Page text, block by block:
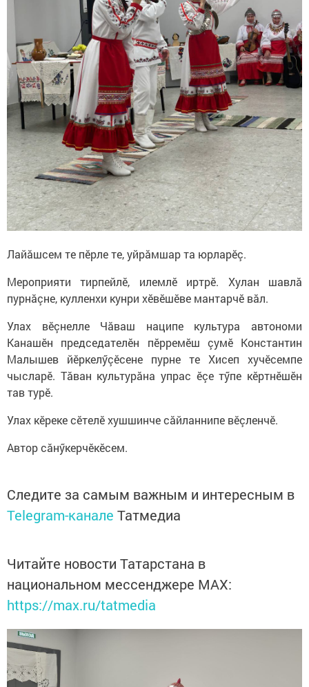
Лайăшсем те пӗрле те, уйрăмшар та юрларӗç.
Мероприяти тирпейлӗ, илемлӗ иртрӗ. Хулан шавлă
пурнăçне, кулленхи кунри хӗвӗшӗве мантарчӗ вăл.
Улах вӗçнелле Чăваш наципе культура автономи
Канашӗн председателӗн пӗрремӗш çумӗ Константин
Малышев йӗркелӳçӗсене пурне те Хисеп хучӗсемпе
чысларӗ. Тăван культурăна упрас ӗçе тӳпе кӗртнӗшӗн
тав турӗ.
Улах кӗреке сӗтелӗ хушшинче сăйланнипе вӗçленчӗ.
Автор сăнӳкерчӗкӗсем.
Следите за самым важным и интересным в
Telegram-канале Татмедиа
Читайте новости Татарстана в
национальном мессенджере MАХ:
https://max.ru/tatmedia